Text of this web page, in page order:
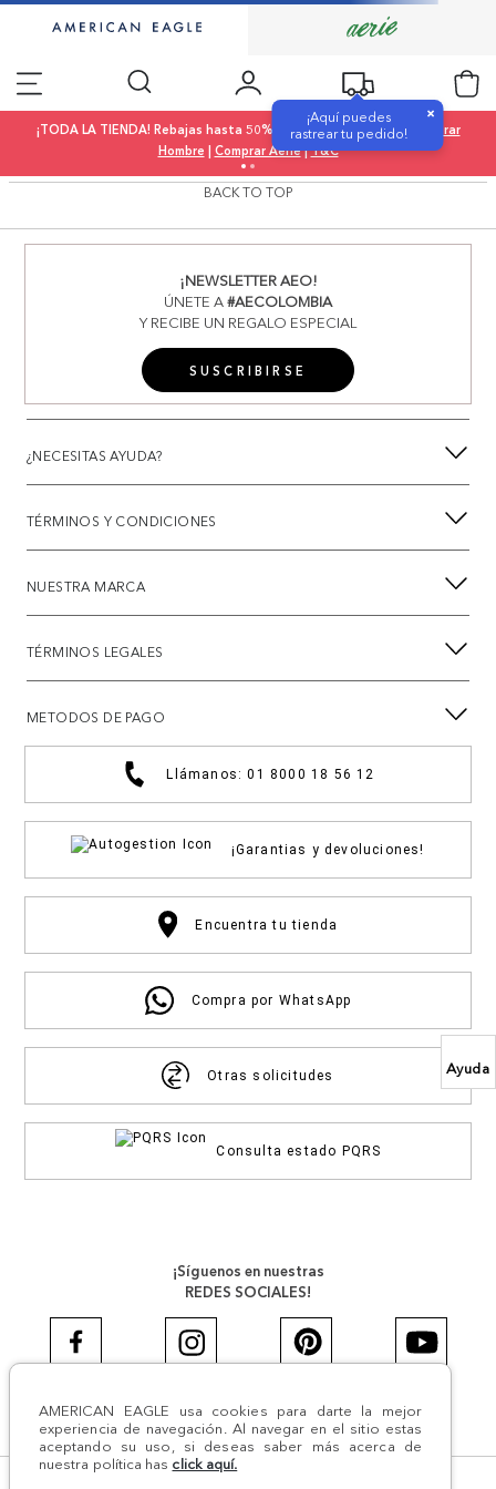
Ayuda
AMERICAN EAGLE usa cookies para darte la mejor
experiencia de navegación. Al navegar en el sitio estas
aceptando su uso, si deseas saber más acerca de
nuestra política has click aquí.
¡Aquí puedes
rastrear tu pedido!
×
¡TODA LA TIENDA! Rebajas hasta 50% OFF |Comprar Mujer|
Comprar
Hombre | Comprar Aerie|T&C
BACK TO TOP
¡NEWSLETTER AEO!
ÚNETE A#AECOLOMBIA
Y RECIBE UN REGALO ESPECIAL
SUSCRIBIRSE
¿NECESITAS AYUDA?
TÉRMINOS Y CONDICIONES
NUESTRA MARCA
TÉRMINOS LEGALES
METODOS DE PAGO
Llámanos: 01 8000 18 56 12
¡Garantias y devoluciones!
Encuentra tu tienda
Compra por WhatsApp
Otras solicitudes
Consulta estado PQRS
¡Síguenos en nuestras
REDES SOCIALES!
#AEJEANS #AerieREALCOL